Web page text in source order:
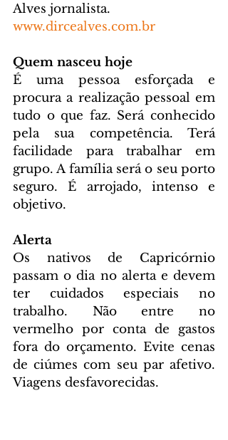
Alves jornalista.
www.dircealves.com.br
Quem nasceu hoje
É uma pessoa esforçada e
procura a realização pessoal em
tudo o que faz. Será conhecido
pela sua competência. Terá
facilidade para trabalhar em
grupo. A família será o seu porto
seguro. É arrojado, intenso e
objetivo.
Alerta
Os nativos de Capricórnio
passam o dia no alerta e devem
ter cuidados especiais no
trabalho. Não entre no
vermelho por conta de gastos
fora do orçamento. Evite cenas
de ciúmes com seu par afetivo.
Viagens desfavorecidas.